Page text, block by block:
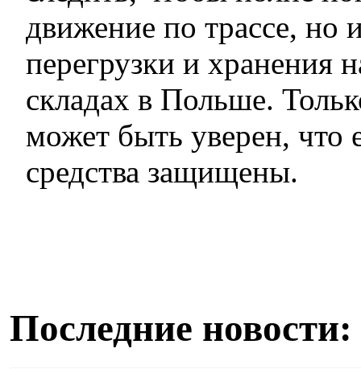
движение по трассе, но
перегрузки и хранения
складах в Польше.
может быть уверен, что
средства защищены.
Последние новости: